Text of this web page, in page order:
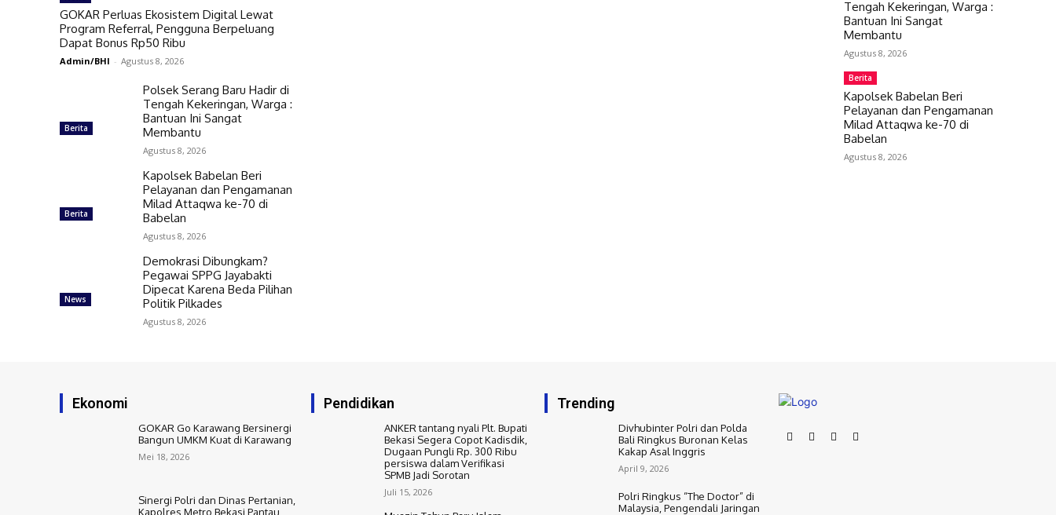
GOKAR Perluas Ekosistem Digital Lewat
Program Referral, Pengguna Berpeluang
Dapat Bonus Rp50 Ribu
Admin/BHI - Agustus 8, 2026
Berita
Polsek Serang Baru Hadir di
Tengah Kekeringan, Warga :
Bantuan Ini Sangat
Membantu
Agustus 8, 2026
Berita
Kapolsek Babelan Beri
Pelayanan dan Pengamanan
Milad Attaqwa ke-70 di
Babelan
Agustus 8, 2026
News
Demokrasi Dibungkam?
Pegawai SPPG Jayabakti
Dipecat Karena Beda Pilihan
Politik Pilkades
Agustus 8, 2026
Tengah Kekeringan, Warga :
Bantuan Ini Sangat
Membantu
Agustus 8, 2026
Berita
Kapolsek Babelan Beri
Pelayanan dan Pengamanan
Milad Attaqwa ke-70 di
Babelan
Agustus 8, 2026
Ekonomi
GOKAR Go Karawang Bersinergi
Bangun UMKM Kuat di Karawang
Mei 18, 2026
Sinergi Polri dan Dinas Pertanian,
Kapolres Metro Bekasi Pantau
Pendidikan
ANKER tantang nyali Plt. Bupati
Bekasi Segera Copot Kadisdik,
Dugaan Pungli Rp. 300 Ribu
persiswa dalam Verifikasi
SPMB Jadi Sorotan
Juli 15, 2026
Trending
Divhubinter Polri dan Polda
Bali Ringkus Buronan Kelas
Kakap Asal Inggris
April 9, 2026
Polri Ringkus “The Doctor” di
Malaysia, Pengendali Jaringan